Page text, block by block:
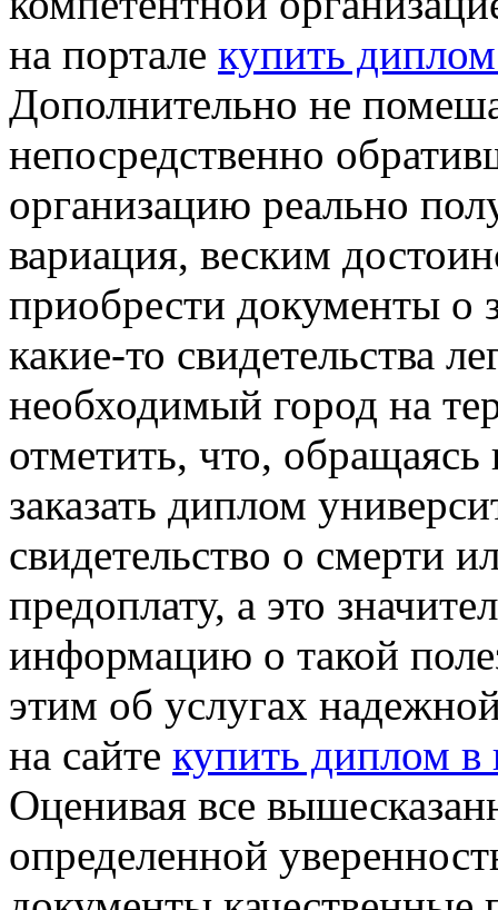
на портале купить диплом
Дополнительно не
непосредственно
организацию реально
вариация, веским
приобрести документы о
какие-то свидетельства
необходимый город на
отметить, что,
заказать диплом
свидетельство о смерти
предоплату, а это
информацию о такой
этим об услугах
на сайте купить диплом в
Оценивая все
определенной